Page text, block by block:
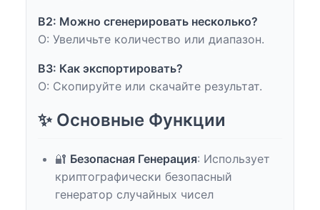
В2: Можно сгенерировать несколько?
О: Увеличьте количество или диапазон.
В3: Как экспортировать?
О: Скопируйте или скачайте результат.
✨ Основные Функции
🔐 Безопасная Генерация: Использует
криптографически безопасный
генератор случайных чисел